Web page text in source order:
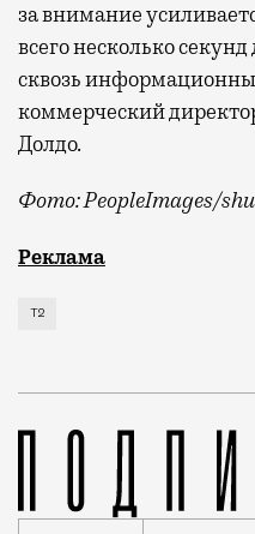
за внимание
всего несколько
сквозь
коммерческий
Долдо.
Фото: PeopleImages/
Мобильный оператор
Реклама
Т2